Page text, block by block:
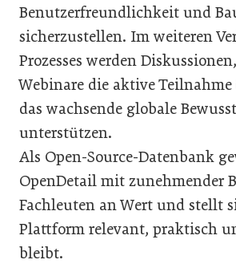
Benutzerfreundlichkeit und
sicherzustellen. Im weiteren
Prozesses werden
Webinare die aktive
das wachsende globale
unterstützen.
Als Open-Source-Datenbank
OpenDetail mit zunehmender
Fachleuten an Wert und stellt
Plattform relevant, praktisch
bleibt.